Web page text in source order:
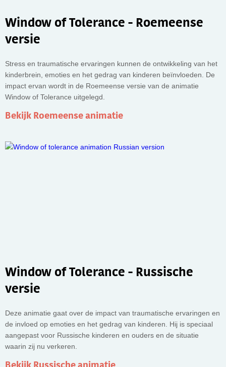
Window of Tolerance - Roemeense
versie
Stress en traumatische ervaringen kunnen de ontwikkeling van het
kinderbrein, emoties en het gedrag van kinderen beïnvloeden. De
impact ervan wordt in de Roemeense versie van de animatie
Window of Tolerance uitgelegd.
Bekijk Roemeense animatie
Window of Tolerance - Russische
versie
Deze animatie gaat over de impact van traumatische ervaringen en
de invloed op emoties en het gedrag van kinderen. Hij is speciaal
aangepast voor Russische kinderen en ouders en de situatie
waarin zij nu verkeren.